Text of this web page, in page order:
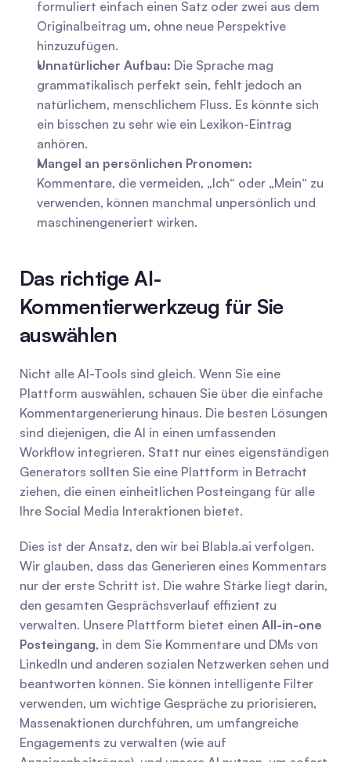
formuliert einfach einen Satz oder zwei aus dem
Originalbeitrag um, ohne neue Perspektive
hinzuzufügen.
Unnatürlicher Aufbau: Die Sprache mag
grammatikalisch perfekt sein, fehlt jedoch an
natürlichem, menschlichem Fluss. Es könnte sich
ein bisschen zu sehr wie ein Lexikon-Eintrag
anhören.
Mangel an persönlichen Pronomen:
Kommentare, die vermeiden, „Ich“ oder „Mein“ zu
verwenden, können manchmal unpersönlich und
maschinengeneriert wirken.
Das richtige AI-
Kommentierwerkzeug für Sie
auswählen
Nicht alle AI-Tools sind gleich. Wenn Sie eine
Plattform auswählen, schauen Sie über die einfache
Kommentargenerierung hinaus. Die besten Lösungen
sind diejenigen, die AI in einen umfassenden
Workflow integrieren. Statt nur eines eigenständigen
Generators sollten Sie eine Plattform in Betracht
ziehen, die einen einheitlichen Posteingang für alle
Ihre Social Media Interaktionen bietet.
Dies ist der Ansatz, den wir bei Blabla.ai verfolgen.
Wir glauben, dass das Generieren eines Kommentars
nur der erste Schritt ist. Die wahre Stärke liegt darin,
den gesamten Gesprächsverlauf effizient zu
verwalten. Unsere Plattform bietet einen All-in-one
Posteingang, in dem Sie Kommentare und DMs von
LinkedIn und anderen sozialen Netzwerken sehen und
beantworten können. Sie können intelligente Filter
verwenden, um wichtige Gespräche zu priorisieren,
Massenaktionen durchführen, um umfangreiche
Engagements zu verwalten (wie auf